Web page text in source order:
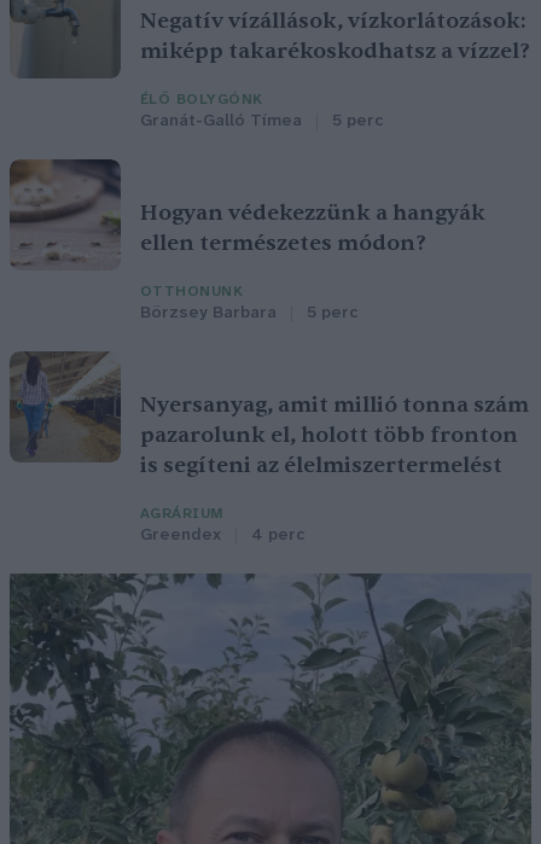
Negatív vízállások, vízkorlátozások:
miképp takarékoskodhatsz a vízzel?
ÉLŐ BOLYGÓNK
Granát-Galló Tímea 5 perc
Hogyan védekezzünk a hangyák
ellen természetes módon?
OTTHONUNK
Börzsey Barbara 5 perc
Nyersanyag, amit millió tonna szám
pazarolunk el, holott több fronton
is segíteni az élelmiszertermelést
AGRÁRIUM
Greendex 4 perc